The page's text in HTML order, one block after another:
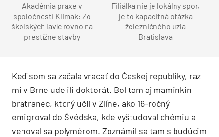
Akadémia praxe v
spoločnosti Klimak: Zo
školských lavíc rovno na
prestížne stavby
Filiálka nie je lokálny spor,
je to kapacitná otázka
železničného uzla
Bratislava
Keď som sa začala vracať do Českej republiky, raz
mi v Brne udelili doktorát. Bol tam aj maminkin
bratranec, ktorý učil v Zlíne, ako 16-ročný
emigroval do Švédska, kde vyštudoval chémiu a
venoval sa polymérom. Zoznámil sa tam s budúcim